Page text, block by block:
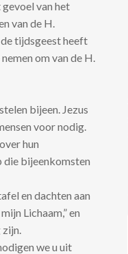
van het
van de H.
tijdsgeest heeft
om van de H.
bijeen. Jezus
voor nodig.
hun
die bijeenkomsten
en dachten aan
Lichaam,” en
zijn.
we u uit